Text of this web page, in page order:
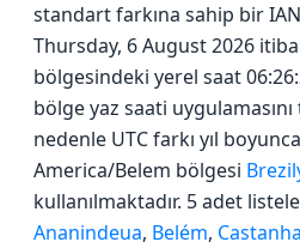
standart farkına sahip bir
Thursday, 6 August 2026
bölgesindeki yerel saat
bölge yaz saati
nedenle UTC farkı yıl boyunca
America/Belem bölgesi
kullanılmaktadır. 5 adet
Ananindeua, Belém,